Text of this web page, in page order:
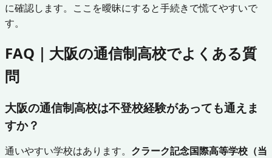
に確認します。ここを曖昧にすると手続きで慌てやすいで
す。
FAQ｜大阪の通信制高校でよくある質
問
大阪の通信制高校は不登校経験があっても通えま
すか？
通いやすい学校はあります。 クラーク記念国際高等学校（当